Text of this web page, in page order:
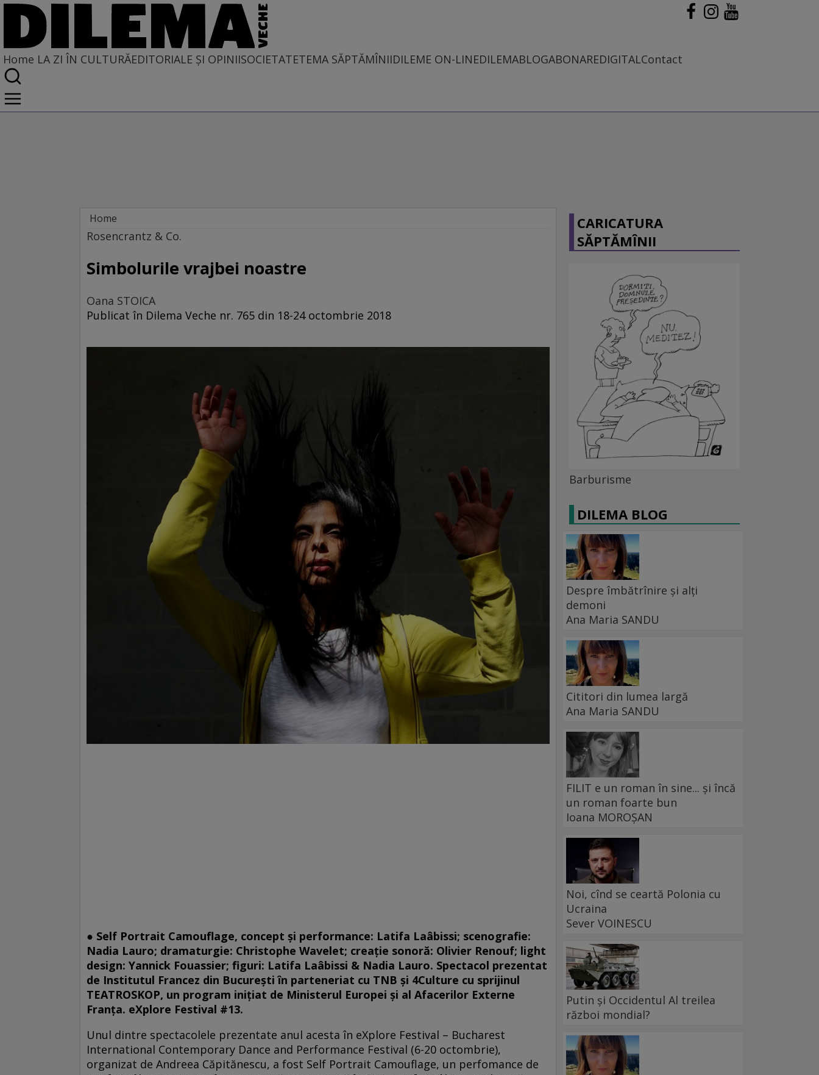
Home LA ZI ÎN CULTURĂEDITORIALE ȘI OPINIISOCIETATETEMA SĂPTĂMÎNIIDILEME ON-LINEDILEMABLOGABONAREDIGITALContact
Home
La zi în cultură
Rosencrantz & Co.
Simbolurile vrajbei noastre
Oana STOICA
Publicat în Dilema Veche nr. 765 din 18-24 octombrie 2018
● Self Portrait Camouflage, concept și performance: Latifa Laâbissi; scenografie:
Nadia Lauro; dramaturgie: Christophe Wavelet; creație sonoră: Olivier Renouf; light
design: Yannick Fouassier; figuri: Latifa Laâbissi & Nadia Lauro. Spectacol prezentat
de Institutul Francez din București în parteneriat cu TNB și 4Culture cu sprijinul
TEATROSKOP, un program inițiat de Ministerul Europei și al Afacerilor Externe
Franța. eXplore Festival #13.
Unul dintre spectacolele prezentate anul acesta în eXplore Festival – Bucharest
International Contemporary Dance and Performance Festival (6-20 octombrie),
organizat de Andreea Căpitănescu, a fost Self Portrait Camouflage, un perfomance de
CARICATURA
SĂPTĂMÎNII
Barburisme
DILEMA BLOG
Despre îmbătrînire și alți
demoni
Ana Maria SANDU
Cititori din lumea largă
Ana Maria SANDU
FILIT e un roman în sine... și încă
un roman foarte bun
Ioana MOROȘAN
Noi, cînd se ceartă Polonia cu
Ucraina
Sever VOINESCU
Putin și Occidentul Al treilea
război mondial?